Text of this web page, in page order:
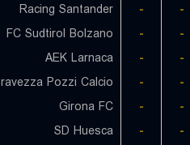
Racing Santander
- -
FC Sudtirol Bolzano
- -
AEK Larnaca
- -
- -
Girona FC
- -
SD Huesca
- -